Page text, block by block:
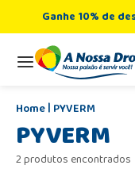
Ganhe 10% de
PYVERM
PYVERM
2 produtos encontrados